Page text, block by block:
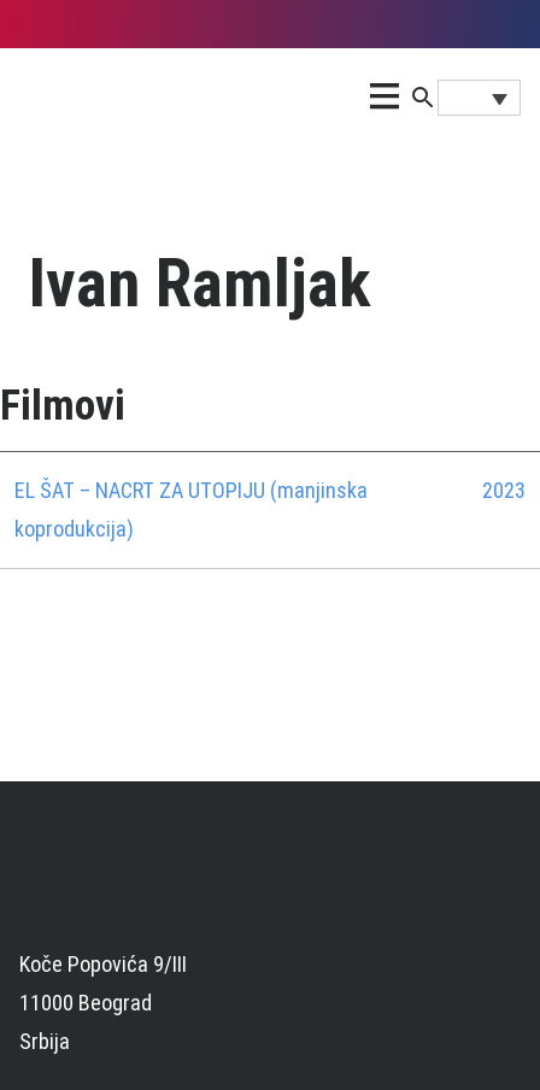
Ivan Ramljak
Filmovi
EL ŠAT – NACRT ZA UTOPIJU (manjinska
koprodukcija)
2023
Koče Popovića 9/III
11000 Beograd
Srbija